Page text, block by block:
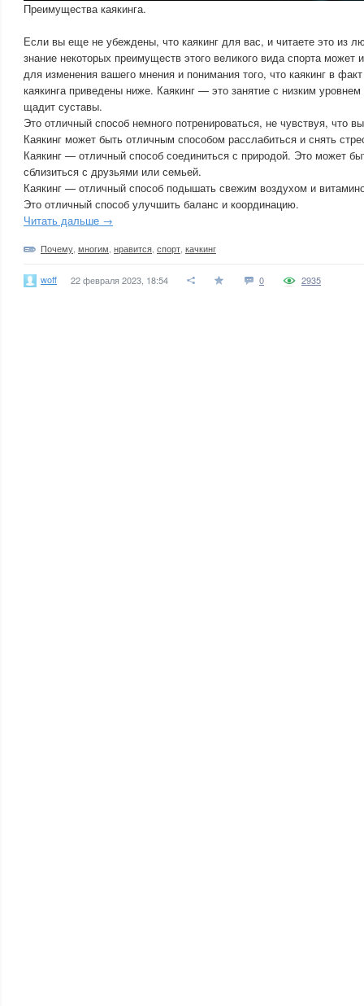
Преимущества каякинга.
Если вы еще не убеждены, что каякинг для вас, и читаете это из
знание некоторых преимуществ этого великого вида спорта может
для изменения вашего мнения и понимания того, что каякинг в
каякинга приведены ниже. Каякинг — это занятие с низким уровнем
щадит суставы.
Это отличный способ немного потренироваться, не чувствуя, что
Каякинг может быть отличным способом расслабиться и снять
Каякинг — отличный способ соединиться с природой. Это может
сблизиться с друзьями или семьей.
Каякинг — отличный способ подышать свежим воздухом и
Это отличный способ улучшить баланс и координацию.
Читать дальше →
Почему многим нравится спорт качкинг
woff 22 февраля 2023, 18:54 0 2935